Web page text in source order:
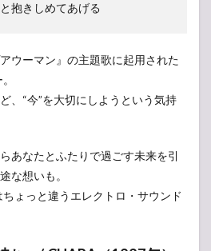
抱きしめてあげる
ウーマン』の主題歌に起用された
、“今”を大切にしようという気持
あなたとふたりで過ごす未来を引
な想いも。
ょっと違うエレクトロ・サウンド